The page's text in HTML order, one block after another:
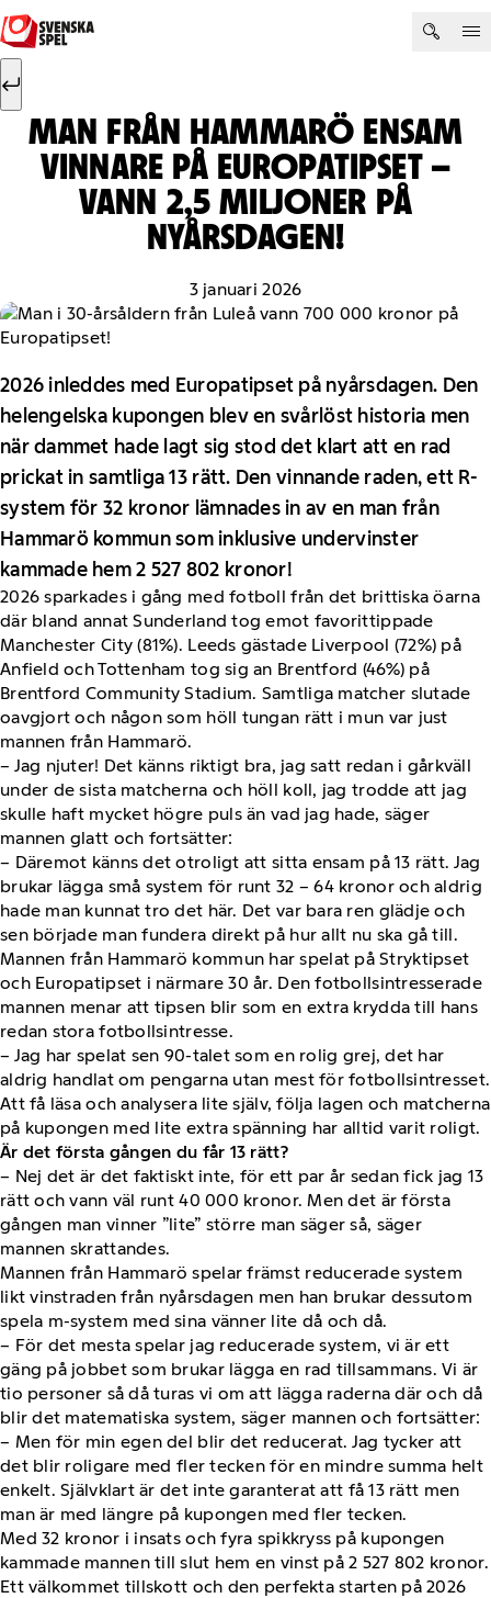
Hoppa till innehåll
Sök efter:
MAN FRÅN HAMMARÖ ENSAM
VINNARE PÅ EUROPATIPSET –
VANN 2,5 MILJONER PÅ
NYÅRSDAGEN!
3 januari 2026
2026 inleddes med Europatipset på nyårsdagen. Den
helengelska kupongen blev en svårlöst historia men
när dammet hade lagt sig stod det klart att en rad
prickat in samtliga 13 rätt. Den vinnande raden, ett R-
system för 32 kronor lämnades in av en man från
Hammarö kommun som inklusive undervinster
kammade hem 2 527 802 kronor!
2026 sparkades i gång med fotboll från det brittiska öarna
där bland annat Sunderland tog emot favorittippade
Manchester City (81%). Leeds gästade Liverpool (72%) på
Anfield och Tottenham tog sig an Brentford (46%) på
Brentford Community Stadium. Samtliga matcher slutade
oavgjort och någon som höll tungan rätt i mun var just
mannen från Hammarö.
– Jag njuter! Det känns riktigt bra, jag satt redan i gårkväll
under de sista matcherna och höll koll, jag trodde att jag
skulle haft mycket högre puls än vad jag hade, säger
mannen glatt och fortsätter:
– Däremot känns det otroligt att sitta ensam på 13 rätt. Jag
brukar lägga små system för runt 32 – 64 kronor och aldrig
hade man kunnat tro det här. Det var bara ren glädje och
sen började man fundera direkt på hur allt nu ska gå till.
Mannen från Hammarö kommun har spelat på Stryktipset
och Europatipset i närmare 30 år. Den fotbollsintresserade
mannen menar att tipsen blir som en extra krydda till hans
redan stora fotbollsintresse.
– Jag har spelat sen 90-talet som en rolig grej, det har
aldrig handlat om pengarna utan mest för fotbollsintresset.
Att få läsa och analysera lite själv, följa lagen och matcherna
på kupongen med lite extra spänning har alltid varit roligt.
Är det första gången du får 13 rätt?
– Nej det är det faktiskt inte, för ett par år sedan fick jag 13
rätt och vann väl runt 40 000 kronor. Men det är första
gången man vinner ”lite” större man säger så, säger
mannen skrattandes.
Mannen från Hammarö spelar främst reducerade system
likt vinstraden från nyårsdagen men han brukar dessutom
spela m-system med sina vänner lite då och då.
– För det mesta spelar jag reducerade system, vi är ett
gäng på jobbet som brukar lägga en rad tillsammans. Vi är
tio personer så då turas vi om att lägga raderna där och då
blir det matematiska system, säger mannen och fortsätter:
– Men för min egen del blir det reducerat. Jag tycker att
det blir roligare med fler tecken för en mindre summa helt
enkelt. Självklart är det inte garanterat att få 13 rätt men
man är med längre på kupongen med fler tecken.
Med 32 kronor i insats och fyra spikkryss på kupongen
kammade mannen till slut hem en vinst på 2 527 802 kronor.
Ett välkommet tillskott och den perfekta starten på 2026